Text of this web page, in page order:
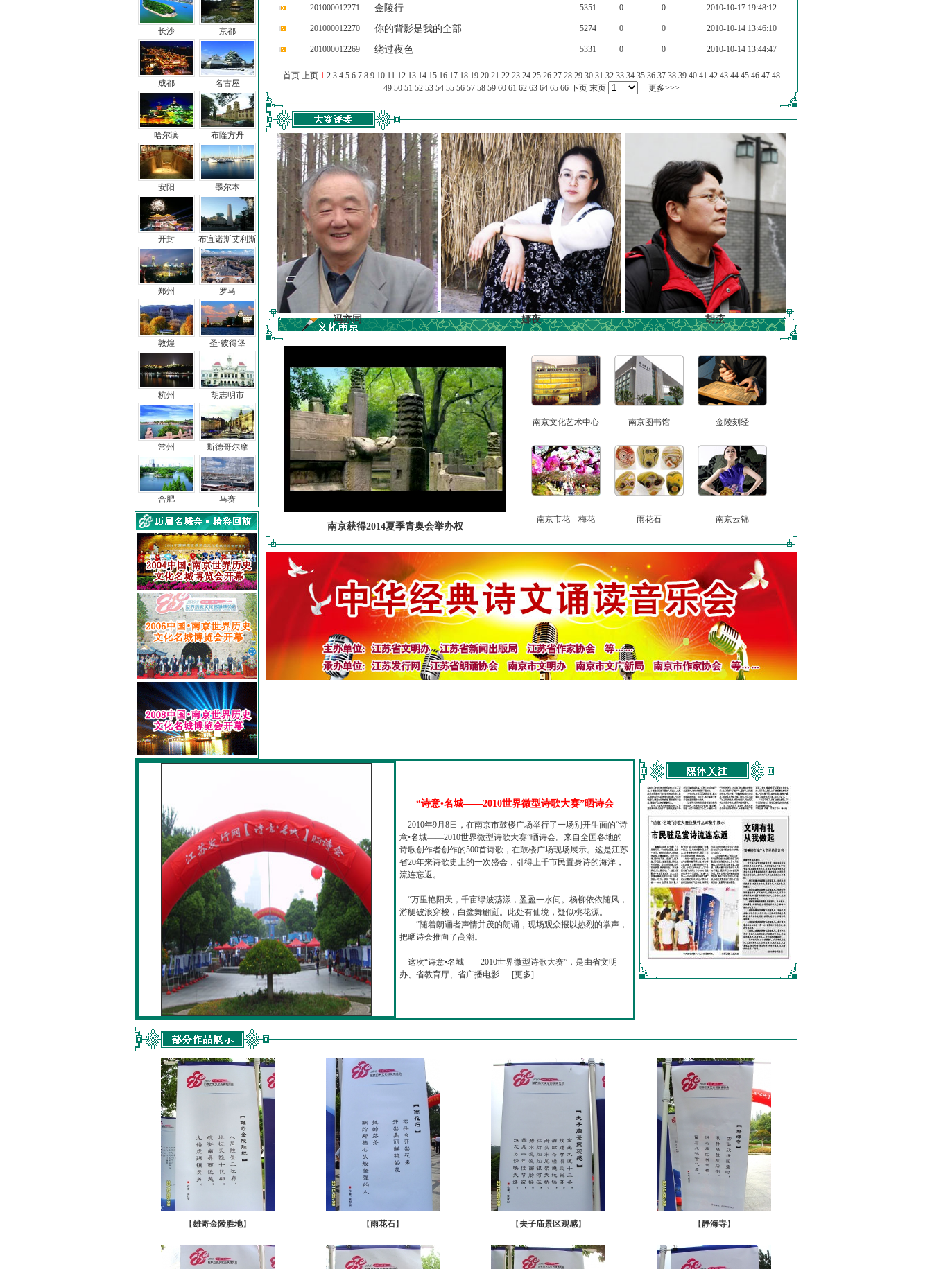
长沙
成都
哈尔滨
安阳
开封
郑州
敦煌
杭州
常州
合肥
京都
名古屋
布隆方丹
墨尔本
布宜诺斯艾利斯
罗马
圣·彼得堡
胡志明市
斯德哥尔摩
马赛
201000012271 金陵行 5351 0 0 2010-10-17 19:48:12
201000012270 你的背影是我的全部 5274 0 0 2010-10-14 13:46:10
201000012269 绕过夜色 5331 0 0 2010-10-14 13:44:47
首页 上页 1 2 3 4 5 6 7 8 9 10 11 12 13 14 15 16 17 18 19 20 21 22 23 24 25 26 27 28 29 30 31 32 33 34 35 36 37 38 39 40 41 42 43 44 45 46 47 48
49 50 51 52 53 54 55 56 57 58 59 60 61 62 63 64 65 66 下页 末页 更多>>>
冯亦同 娜夜 胡弦
南京文化艺术中心 南京图书馆 金陵刻经
南京市花—梅花 雨花石 南京云锦
南京获得2014夏季青奥会举办权
“诗意•名城——2010世界微型诗歌大赛”晒诗会
2010年9月8日，在南京市鼓楼广场举行了一场别开生面的“诗
意•名城——2010世界微型诗歌大赛”晒诗会。来自全国各地的
诗歌创作者创作的500首诗歌，在鼓楼广场现场展示。这是江苏
省20年来诗歌史上的一次盛会，引得上千市民置身诗的海洋，
流连忘返。
“万里艳阳天，千亩绿波荡漾，盈盈一水间。杨柳依依随风，
游艇破浪穿梭，白鹭舞翩跹。此处有仙境，疑似桃花源。
……”随着朗诵者声情并茂的朗诵，现场观众报以热烈的掌声，
把晒诗会推向了高潮。
这次“诗意•名城——2010世界微型诗歌大赛”，是由省文明
办、省教育厅、省广播电影......[更多]
【雄奇金陵胜地】 【雨花石】 【夫子庙景区观感】 【静海寺】